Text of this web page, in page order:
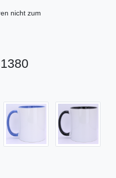
nicht zum